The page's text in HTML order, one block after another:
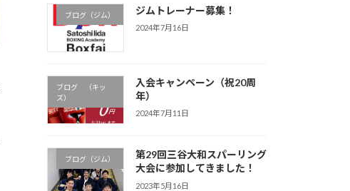
ブログ（ジム） ジムトレーナー募集！
2024年7月16日
ブログ （キッ
ズ）
入会キャンペーン（祝20周
年）
2024年7月11日
ブログ（ジム）
第29回三谷大和スパーリング
大会に参加してきました！
2023年5月16日